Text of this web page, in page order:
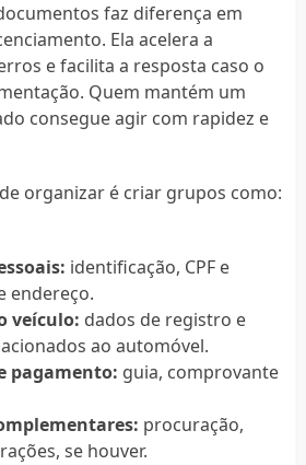
faz diferença em
Ela acelera a
e facilita a resposta caso o
Quem mantém um
consegue agir com rapidez e
organizar é criar grupos como:
identificação, CPF e
endereço.
veículo: dados de registro e
ao automóvel.
pagamento: guia, comprovante
procuração,
se houver.